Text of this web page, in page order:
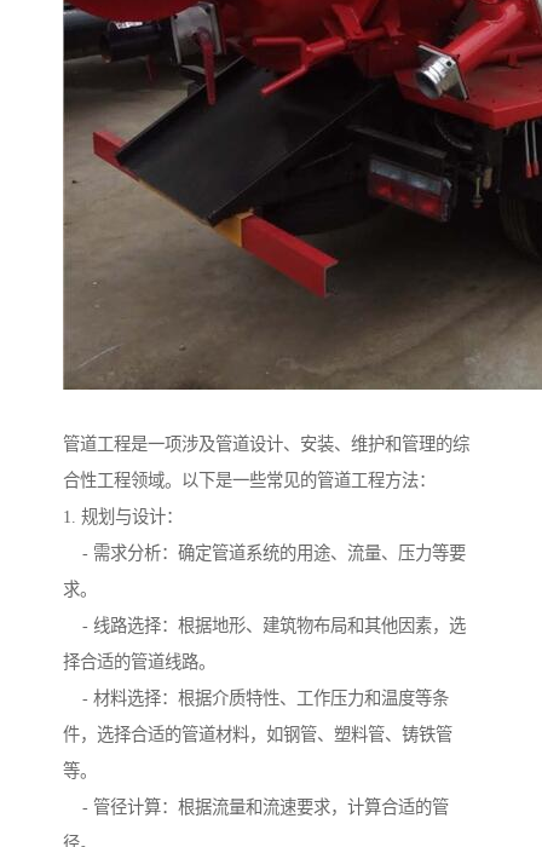
管道工程是一项涉及管道设计、安装、维护和管理的综
合性工程领域。以下是一些常见的管道工程方法：
1. 规划与设计：
- 需求分析：确定管道系统的用途、流量、压力等要
求。
- 线路选择：根据地形、建筑物布局和其他因素，选
择合适的管道线路。
- 材料选择：根据介质特性、工作压力和温度等条
件，选择合适的管道材料，如钢管、塑料管、铸铁管
等。
- 管径计算：根据流量和流速要求，计算合适的管
径。